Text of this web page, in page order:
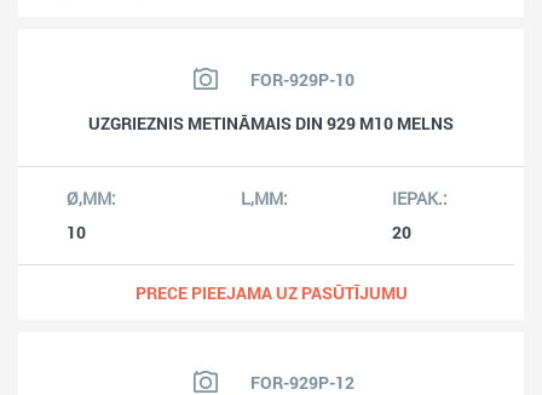
FOR-929P-10
UZGRIEZNIS METINĀMAIS DIN 929 M10 MELNS
10 20
PRECE PIEEJAMA UZ PASŪTĪJUMU
FOR-929P-12